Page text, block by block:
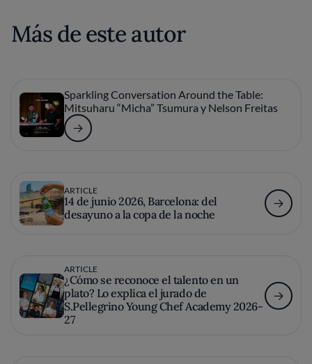
Más de este autor
Sparkling Conversation Around the Table:
Mitsuharu “Micha” Tsumura y Nelson Freitas
ARTICLE
14 de junio 2026, Barcelona: del
desayuno a la copa de la noche
ARTICLE
¿Cómo se reconoce el talento en un
plato? Lo explica el jurado de
S.Pellegrino Young Chef Academy 2026-
27